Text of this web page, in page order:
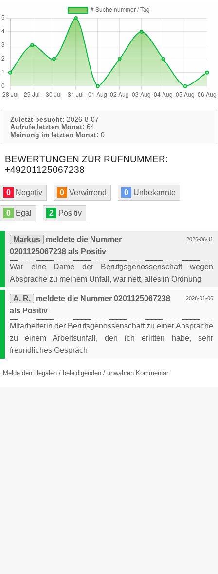
Zuletzt besucht: 2026-8-07
Aufrufe letzten Monat: 64
Meinung im letzten Monat: 0
BEWERTUNGEN ZUR RUFNUMMER:
+49201125067238
0 Negativ 0 Verwirrend 0 Unbekannte
0 Egal 2 Positiv
2026-06-11
Markus
meldete die Nummer
0201125067238 als Positiv
War eine Dame der Berufgsgenossenschaft wegen
Absprache zu meinem Unfall, war nett, alles in Ordnung
2026-01-06
A. R.
meldete die Nummer 0201125067238
als Positiv
Mitarbeiterin der Berufsgenossenschaft zu einer Absprache
zu einem Arbeitsunfall, den ich erlitten habe, sehr
freundliches Gespräch
Melde den illegalen / beleidigenden / unwahren Kommentar